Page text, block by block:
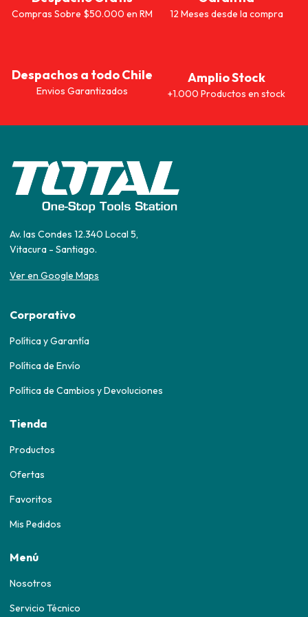
Compras Sobre $50.000 en RM 12 Meses desde la compra
Despachos a todo Chile
Envios Garantizados
Amplio Stock
+1.000 Productos en stock
Av. las Condes 12.340 Local 5,
Vitacura - Santiago.
Ver en Google Maps
Corporativo
Política y Garantía
Política de Envío
Política de Cambios y Devoluciones
Tienda
Productos
Ofertas
Favoritos
Mis Pedidos
Menú
Nosotros
Servicio Técnico